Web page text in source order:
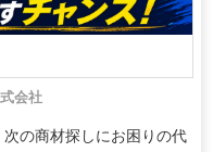
会社
の商材探しにお困りの代